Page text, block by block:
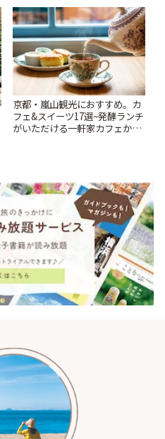
「YOTSUBA TEA」でのんびり
時間 | ことりっぷ
京都・嵐山観光におすすめ。カ
フェ&スイーツ17選~発酵ランチ
がいただける一軒家カフェから